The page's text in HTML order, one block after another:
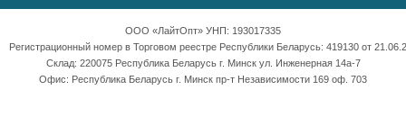
ООО «ЛайтОпт» УНП: 193017335
Регистрационный номер в Торговом реестре Республики Беларусь: 419130 от
Склад: 220075 Республика Беларусь г. Минск ул. Инженерная 14а-7
Офис: Республика Беларусь г. Минск пр-т Независимости 169 оф. 703